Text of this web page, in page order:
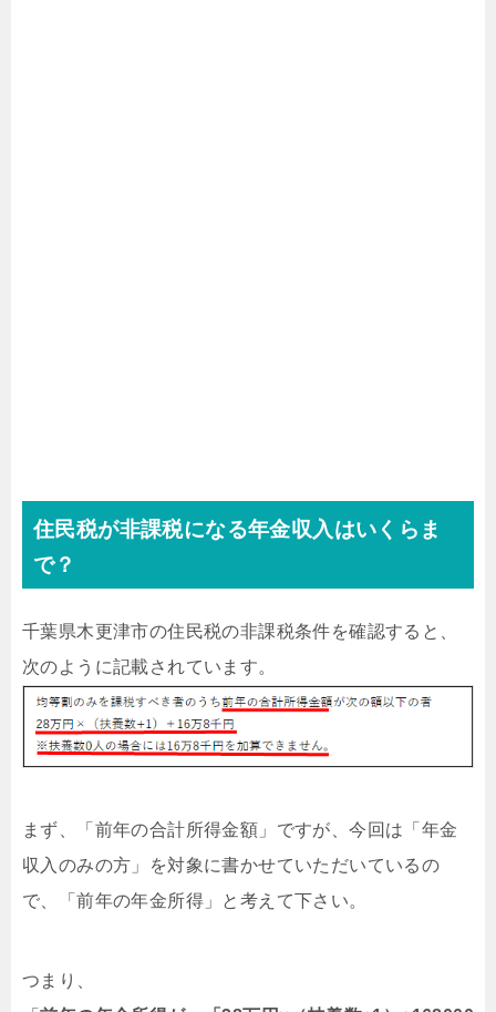
住民税が非課税になる年金収入はいくらま
で？
千葉県木更津市の住民税の非課税条件を確認すると、
次のように記載されています。
まず、「前年の合計所得金額」ですが、今回は「年金
収入のみの方」を対象に書かせていただいているの
で、「前年の年金所得」と考えて下さい。
つまり、